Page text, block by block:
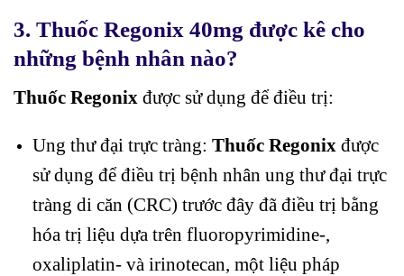
3. Thuốc Regonix 40mg được kê cho
những bệnh nhân nào?
Thuốc Regonix được sử dụng để điều trị:
Ung thư đại trực tràng: Thuốc Regonix được
sử dụng để điều trị bệnh nhân ung thư đại trực
tràng di căn (CRC) trước đây đã điều trị bằng
hóa trị liệu dựa trên fluoropyrimidine-,
oxaliplatin- và irinotecan, một liệu pháp